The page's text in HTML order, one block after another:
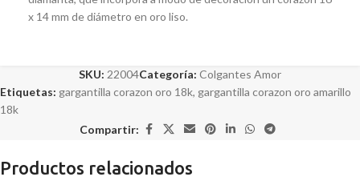
x 14 mm de diámetro en oro liso.
SKU: 22004Categoría: Colgantes Amor
Etiquetas: gargantilla corazon oro 18k, gargantilla corazon oro amarillo
18k
Compartir:
Productos relacionados